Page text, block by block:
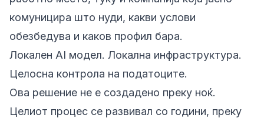
комуницира што нуди, какви услови
обезбедува и каков профил бара.
Локален AI модел. Локална инфраструктура.
Целосна контрола на податоците.
Ова решение не е создадено преку ноќ.
Целиот процес се развивал со години, преку